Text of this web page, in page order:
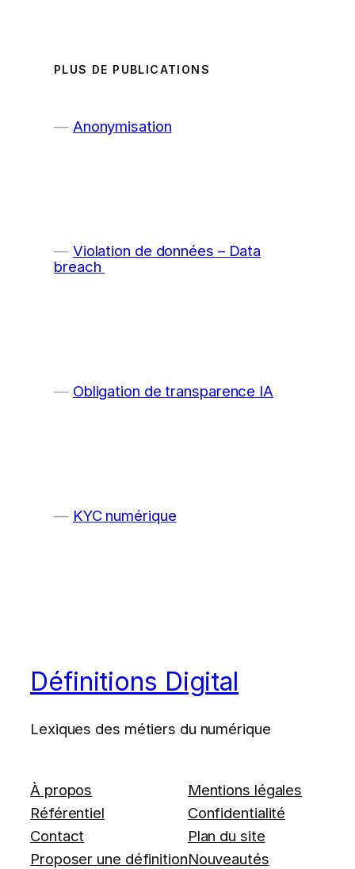
PLUS DE PUBLICATIONS
Anonymisation
Violation de données – Data
breach
Obligation de transparence IA
KYC numérique
Définitions Digital
Lexiques des métiers du numérique
À propos
Référentiel
Contact
Proposer une définition
Mentions légales
Confidentialité
Plan du site
Nouveautés